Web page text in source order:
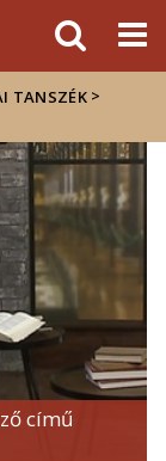
TANSZÉK >
című